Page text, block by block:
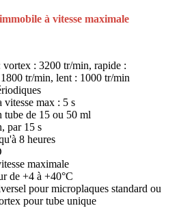
à vitesse maximale
vortex : 3200 tr/min, rapide :
tr/min, lent : 1000 tr/min
vitesse max : 5 s
tube de 15 ou 50 ml
par 15 s
8 heures
maximale
de +4 à +40°C
pour microplaques standard ou
pour tube unique